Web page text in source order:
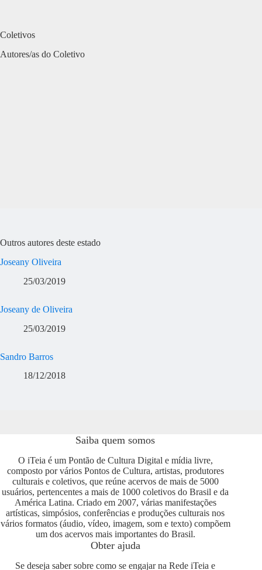
Coletivos
Autores/as do Coletivo
Outros autores deste estado
Joseany Oliveira
25/03/2019
Joseany de Oliveira
25/03/2019
Sandro Barros
18/12/2018
Saiba quem somos
O iTeia é um Pontão de Cultura Digital e mídia livre,
composto por vários Pontos de Cultura, artistas, produtores
culturais e coletivos, que reúne acervos de mais de 5000
usuários, pertencentes a mais de 1000 coletivos do Brasil e da
América Latina. Criado em 2007, várias manifestações
artísticas, simpósios, conferências e produções culturais nos
vários formatos (áudio, vídeo, imagem, som e texto) compõem
um dos acervos mais importantes do Brasil.
Obter ajuda
Se deseja saber sobre como se engajar na Rede iTeia e